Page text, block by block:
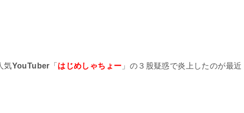
気YouTuber 「 はじめしゃちょー 」の３股疑惑で炎上したのが最近